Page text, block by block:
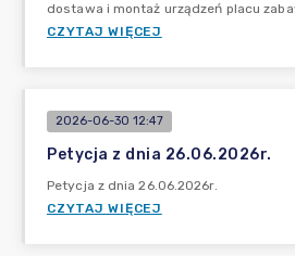
dostawa i montaż urządzeń placu
CZYTAJ WIĘCEJ
2026-06-30 12:47
Petycja z dnia 26.06.2026r.
Petycja z dnia 26.06.2026r.
CZYTAJ WIĘCEJ